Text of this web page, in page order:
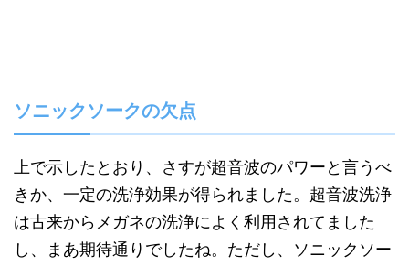
ソニックソークの欠点
上で示したとおり、さすが超音波のパワーと言うべ
きか、一定の洗浄効果が得られました。超音波洗浄
は古来からメガネの洗浄によく利用されてました
し、まあ期待通りでしたね。ただし、ソニックソー